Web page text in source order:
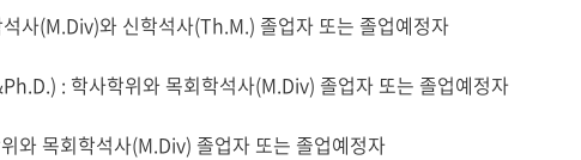
사(M.Div)와 신학석사(Th.M.) 졸업자 또는 졸업예정자
: 학사학위와 목회학석사(M.Div) 졸업자 또는 졸업예정자
와 목회학석사(M.Div) 졸업자 또는 졸업예정자